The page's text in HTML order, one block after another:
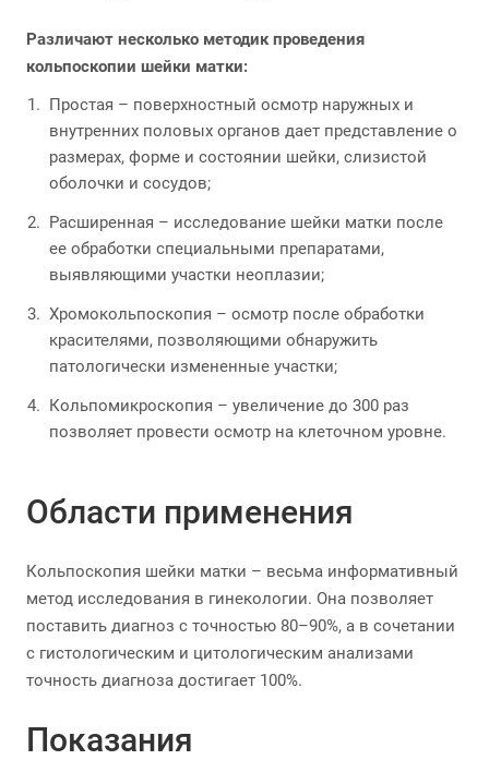
Различают несколько методик проведения
кольпоскопии шейки матки:
Простая – поверхностный осмотр наружных и
внутренних половых органов дает представление о
размерах, форме и состоянии шейки, слизистой
оболочки и сосудов;
Расширенная – исследование шейки матки после
ее обработки специальными препаратами,
выявляющими участки неоплазии;
Хромокольпоскопия – осмотр после обработки
красителями, позволяющими обнаружить
патологически измененные участки;
Кольпомикроскопия – увеличение до 300 раз
позволяет провести осмотр на клеточном уровне.
Области применения
Кольпоскопия шейки матки – весьма информативный
метод исследования в гинекологии. Она позволяет
поставить диагноз с точностью 80–90%, а в сочетании
с гистологическим и цитологическим анализами
точность диагноза достигает 100%.
Показания